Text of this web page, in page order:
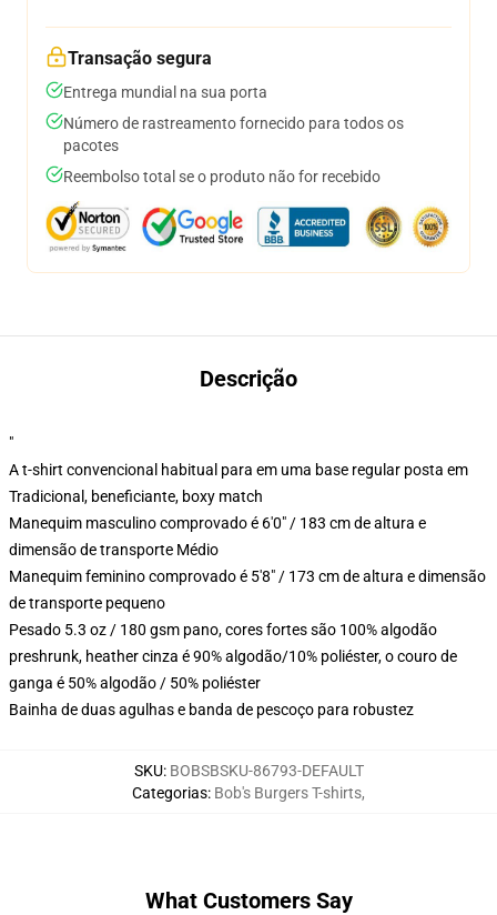
Transação segura
Entrega mundial na sua porta
Número de rastreamento fornecido para todos os
pacotes
Reembolso total se o produto não for recebido
Descrição
"
A t-shirt convencional habitual para em uma base regular posta em
Tradicional, beneficiante, boxy match
Manequim masculino comprovado é 6'0" / 183 cm de altura e
dimensão de transporte Médio
Manequim feminino comprovado é 5'8" / 173 cm de altura e dimensão
de transporte pequeno
Pesado 5.3 oz / 180 gsm pano, cores fortes são 100% algodão
preshrunk, heather cinza é 90% algodão/10% poliéster, o couro de
ganga é 50% algodão / 50% poliéster
Bainha de duas agulhas e banda de pescoço para robustez
SKU: BOBSBSKU-86793-DEFAULT
Categorias: Bob's Burgers T-shirts,
What Customers Say